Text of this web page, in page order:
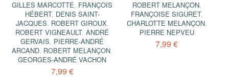
GILLES MARCOTTE, FRANÇOIS
HÉBERT, DENIS SAINT-
JACQUES, ROBERT GIROUX,
ROBERT VIGNEAULT,ANDRÉ
GERVAIS, PIERRE-ANDRÉ
ARCAND, ROBERT MELANÇON,
GEORGES-ANDRÉ VACHON
7,99 €
ROBERT MELANÇON,
FRANÇOISE SIGURET,
CHARLOTTE MELANÇON,
PIERRE NEPVEU
7,99 €